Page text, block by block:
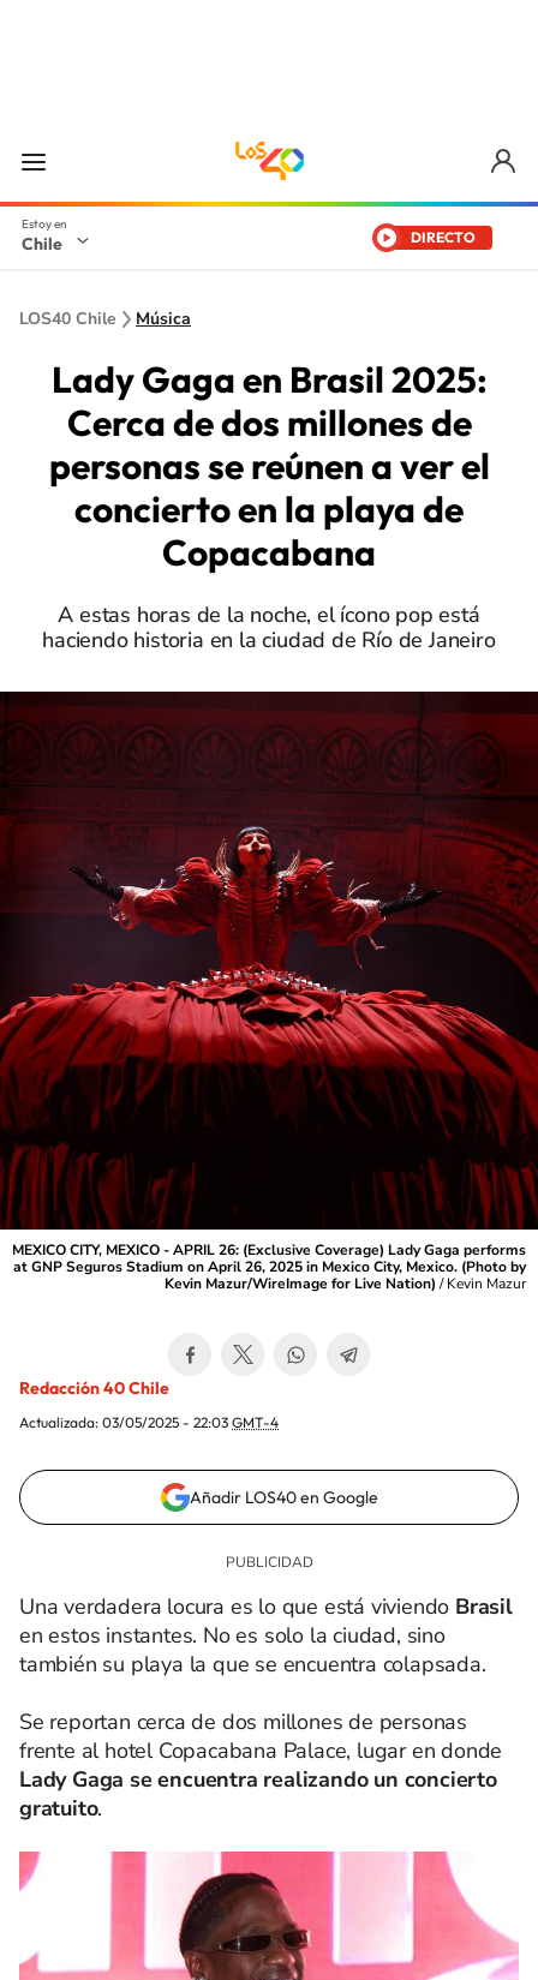
Chile DIRECTO
LOS40 Chile Música
Lady Gaga en Brasil 2025:
Cerca de dos millones de
personas se reúnen a ver el
concierto en la playa de
Copacabana
A estas horas de la noche, el ícono pop está
haciendo historia en la ciudad de Río de Janeiro
MEXICO CITY, MEXICO - APRIL 26: (Exclusive Coverage) Lady Gaga performs
at GNP Seguros Stadium on April 26, 2025 in Mexico City, Mexico. (Photo by
Kevin Mazur/WireImage for Live Nation) /Kevin Mazur
Redacción 40 Chile
Actualizada: 03/05/2025 - 22:03 GMT-4
Añadir LOS40 en Google
Una verdadera locura es lo que está viviendo Brasil
en estos instantes. No es solo la ciudad, sino
también su playa la que se encuentra colapsada.
Se reportan cerca de dos millones de personas
frente al hotel Copacabana Palace, lugar en donde
Lady Gaga se encuentra realizando un concierto
gratuito.